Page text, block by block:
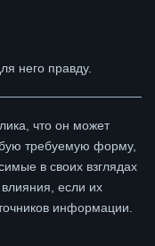
него правду.
что он может
требуемую форму,
в своих взглядах
если их
информации.